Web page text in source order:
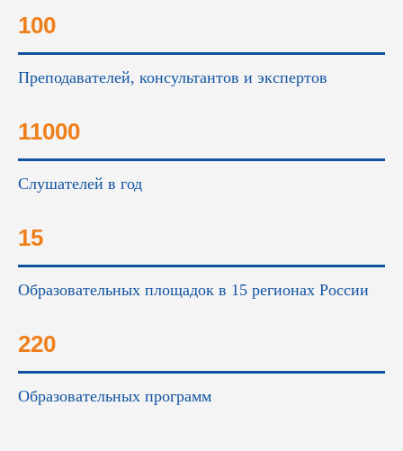
100
Преподавателей, консультантов и экспертов
11000
Слушателей в год
15
Образовательных площадок в 15 регионах России
220
Образовательных программ